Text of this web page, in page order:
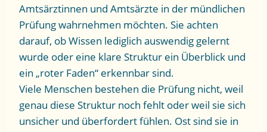
Amtsärztinnen und Amtsärzte in der mündlichen
Prüfung wahrnehmen möchten. Sie achten
darauf, ob Wissen lediglich auswendig gelernt
wurde oder eine klare Struktur ein Überblick und
ein „roter Faden“ erkennbar sind.
Viele Menschen bestehen die Prüfung nicht, weil
genau diese Struktur noch fehlt oder weil sie sich
unsicher und überfordert fühlen. Ost sind sie in